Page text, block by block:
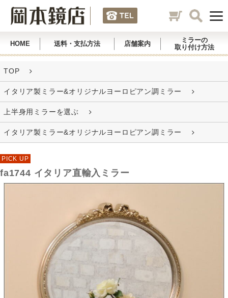
HOME 送料・支払方法 店舗案内
ミラーの
取り付け方法
TOP
イタリア製ミラー&オリジナルヨーロピアン調ミラー
上半身用ミラーを選ぶ
イタリア製ミラー&オリジナルヨーロピアン調ミラー
PICK UP
fa1744 イタリア直輸入ミラー